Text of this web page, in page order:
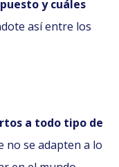
y cuáles
así entre los
a todo tipo de
no se adapten a lo